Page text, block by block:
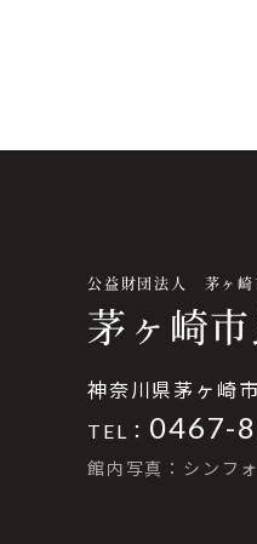
公益財団法人 茅ヶ崎
茅ヶ崎
神奈川県茅ヶ崎
TEL： 0467-
館内写真：シンフ